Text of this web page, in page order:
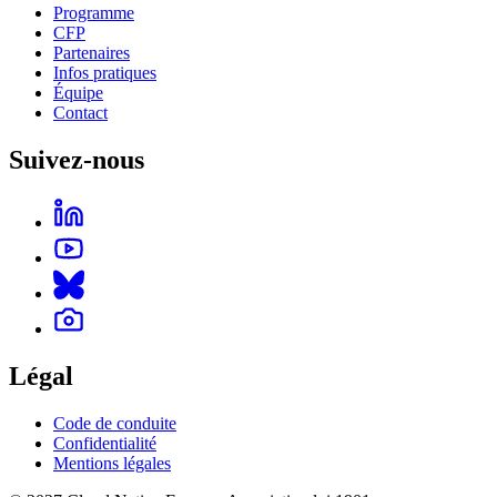
Programme
CFP
Partenaires
Infos pratiques
Équipe
Contact
Suivez-nous
Légal
Code de conduite
Confidentialité
Mentions légales